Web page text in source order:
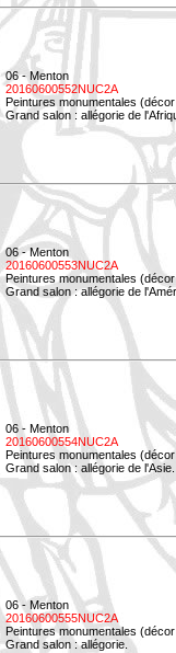
06 - Menton
20160600552NUC2A
Peintures monumentales
Grand salon : allégorie de
06 - Menton
20160600553NUC2A
Peintures monumentales
Grand salon : allégorie de
06 - Menton
20160600554NUC2A
Peintures monumentales
Grand salon : allégorie de l'Asie.
06 - Menton
20160600555NUC2A
Peintures monumentales
Grand salon : allégorie.